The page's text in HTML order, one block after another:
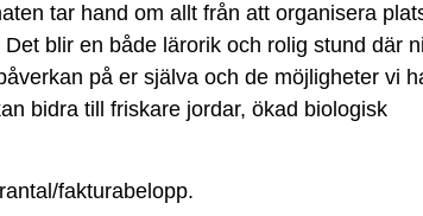
tar hand om allt från att organisera
blir en både lärorik och rolig stund där
på er själva och de möjligheter vi
bidra till friskare jordar, ökad biologisk
fakturabelopp.